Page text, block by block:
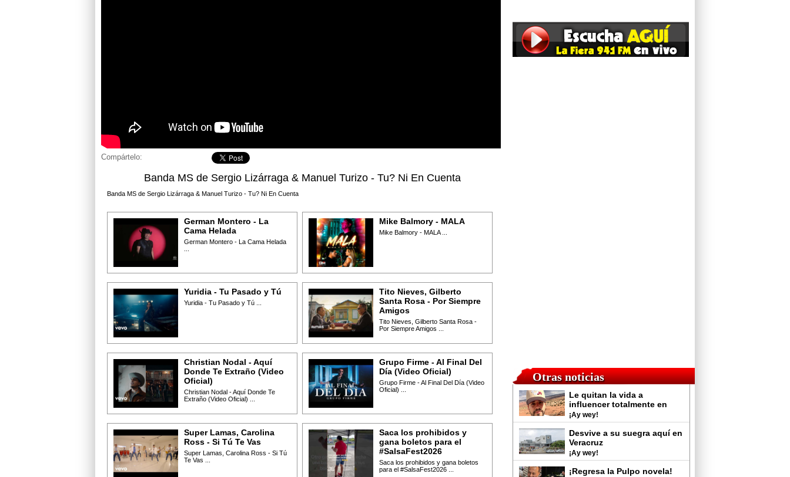
Otras noticias
Le quitan la vida a
influencer totalmente en
vivo
¡Ay wey!
Desvive a su suegra aquí en
Veracruz
¡Ay wey!
¡Regresa la Pulpo novela!
Compártelo:
Banda MS de Sergio Lizárraga & Manuel Turizo - Tu? Ni En Cuenta
Banda MS de Sergio Lizárraga & Manuel Turizo - Tu? Ni En Cuenta
German Montero - La
Cama Helada
German Montero - La Cama Helada
Mike Balmory - MALA
Mike Balmory - MALA ...
Yuridia - Tu Pasado y Tú
Yuridia - Tu Pasado y Tú ...
Tito Nieves, Gilberto
Santa Rosa - Por Siempre
Amigos
Tito Nieves, Gilberto Santa Rosa -
Por Siempre Amigos ...
Christian Nodal - Aquí
Donde Te Extraño (Video
Oficial)
Christian Nodal - Aquí Donde Te
Extraño (Video Oficial) ...
Grupo Firme - Al Final Del
Día (Video Oficial)
Grupo Firme - Al Final Del Día (Video
Oficial) ...
Super Lamas, Carolina
Ross - Si Tú Te Vas
Super Lamas, Carolina Ross - Si Tú
Te Vas ...
Saca los prohibidos y
gana boletos para el
#SalsaFest2026
Saca los prohibidos y gana boletos
para el #SalsaFest2026 ...